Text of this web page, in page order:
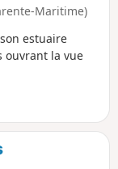
Maritime)
estuaire
ouvrant la vue